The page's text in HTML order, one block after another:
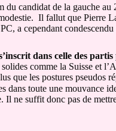
du candidat de la gauche au
Il fallut que Pierre
a cependant
dans celle des partis
comme la Suisse et
que les postures pseudos
dans toute une mouvance
Il ne suffit donc pas de